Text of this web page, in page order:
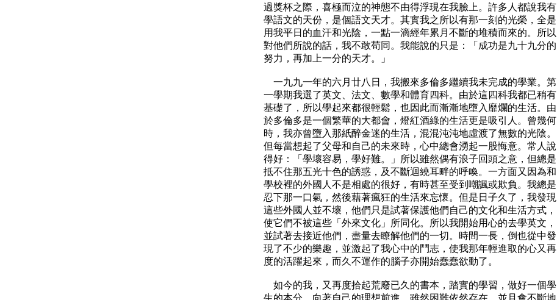
過獎杯之際，喜極而泣的神態不由得浮現在我臉上。許多人都說我有
學語文的天份，是個語文天才。其實我之所以有那一刻的光榮，全是
用我平日的血汗和光陰，一點一滴經年累月不斷的堆積而來的。所以
對他們所說的話，我不敢苟同。我能說的只是：「成功是九十九分的
努力，再加上一分的天才。」
一九九一年的六月廿八日，我搬來多倫多繼續我未完成的學業。第
一學期我選了英文、法文、數學和體育四科。由於這四科我都已稍有
基礎了，所以學起來都很輕鬆，也因此而漸漸地墮入靡爛的生活。由
於多倫多是一個繁華的大都會，燈紅酒綠的生活更是吸引人。曾幾何
時，我亦曾墮入那紙醉金迷的生活，混混沌沌地虛渡了無數的光陰。
但每當想起了父母和自己的未來時，心中總會湧起一股悔意。常人說
得好：「學壞容易，學好難。」所以雖然偶有浪子回頭之意，但總是
抵不住那五光十色的誘惑，及不斷迴繞耳畔的呼喚。一方面又因為和
學校裡的外國人不是相處的很好，有時甚至受到嘲諷或欺負。我總是
忍下那一口氣，然後藉著瘋狂的生活來忘懷。但是日子久了，我發現
這些外國人並不壞，他們只是試著保護他們自己的文化和生活方式，
使它們不被這些「外來文化」所同化。所以我開始用心的去學英文，
並試著去接近他們，盡量去瞭解他們的一切。時間一長，倒也從中發
現了不少的樂趣，並激起了我心中的鬥志，使我那年輕進取的心又再
度的活躍起來，而久不運作的腦子亦開始蠢蠢欲動了。
如今的我，又再度拾起荒廢已久的書本，踏實的學習，做好一個學
生的本分，向著自己的理想前進。雖然困難依然存在，並且會不斷地